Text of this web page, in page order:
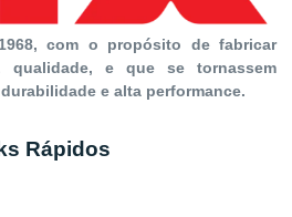
com o propósito de fabricar
e que se tornassem
e alta performance.
Rápidos